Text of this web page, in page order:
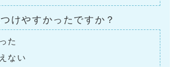
けやすかったですか？
た
ない